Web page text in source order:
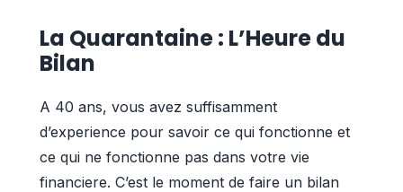
La Quarantaine : L’Heure du
Bilan
A 40 ans, vous avez suffisamment
d’experience pour savoir ce qui fonctionne et
ce qui ne fonctionne pas dans votre vie
financiere. C’est le moment de faire un bilan